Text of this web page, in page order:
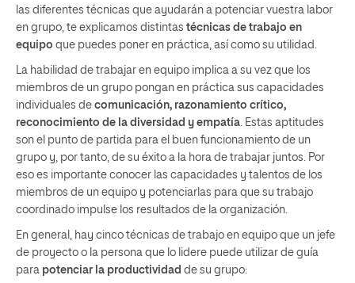
las diferentes técnicas que ayudarán a potenciar vuestra labor
en grupo, te explicamos distintas técnicas de trabajo en
equipo que puedes poner en práctica, así como su utilidad.
La habilidad de trabajar en equipo implica a su vez que los
miembros de un grupo pongan en práctica sus capacidades
individuales de comunicación, razonamiento crítico,
reconocimiento de la diversidad y empatía . Estas aptitudes
son el punto de partida para el buen funcionamiento de un
grupo y, por tanto, de su éxito a la hora de trabajar juntos. Por
eso es importante conocer las capacidades y talentos de los
miembros de un equipo y potenciarlas para que su trabajo
coordinado impulse los resultados de la organización.
En general, hay cinco técnicas de trabajo en equipo que un jefe
de proyecto o la persona que lo lidere puede utilizar de guía
para potenciar la productividad de su grupo: